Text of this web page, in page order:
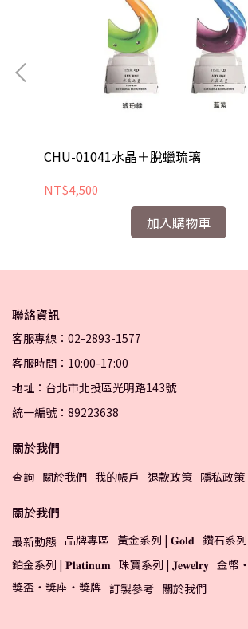
CHU-01041水晶＋脫蠟琉璃
NT$4,500
加入購物車
聯絡資訊
客服專線：02-2893-1577
客服時間：10:00-17:00
地址：台北市北投區光明路143號
統一編號：89223638
關於我們
查詢 關於我們 我的帳戶 退款政策 隱私政策
關於我們
最新動態 品牌專區 黃金系列 | 𝐆𝐨𝐥𝐝 鑽石系
鉑金系列 | 𝐏𝐥𝐚𝐭𝐢𝐧𝐮𝐦 珠寶系列 | 𝐉𝐞𝐰𝐞𝐥𝐫𝐲 金幣
獎盃・獎座・獎牌 訂製參考 關於我們